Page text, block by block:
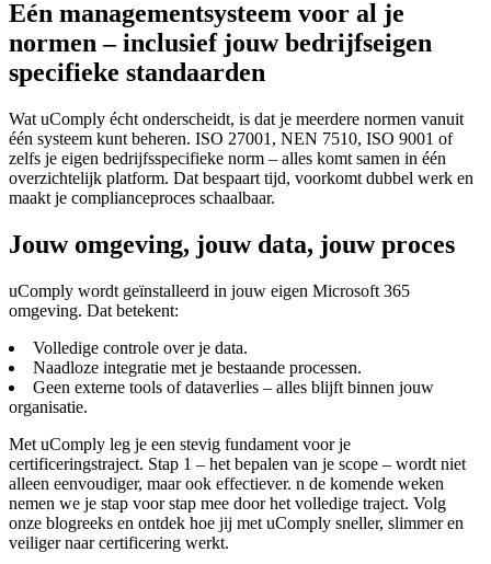
Eén managementsysteem voor al je
normen – inclusief jouw bedrijfseigen
specifieke standaarden
Wat uComply écht onderscheidt, is dat je meerdere normen vanuit
één systeem kunt beheren. ISO 27001, NEN 7510, ISO 9001 of
zelfs je eigen bedrijfsspecifieke norm – alles komt samen in één
overzichtelijk platform. Dat bespaart tijd, voorkomt dubbel werk en
maakt je complianceproces schaalbaar.
Jouw omgeving, jouw data, jouw proces
uComply wordt geïnstalleerd in jouw eigen Microsoft 365
omgeving. Dat betekent:
Volledige controle over je data.
Naadloze integratie met je bestaande processen.
Geen externe tools of dataverlies – alles blijft binnen jouw
organisatie.
Met uComply leg je een stevig fundament voor je
certificeringstraject. Stap 1 – het bepalen van je scope – wordt niet
alleen eenvoudiger, maar ook effectiever. n de komende weken
nemen we je stap voor stap mee door het volledige traject. Volg
onze blogreeks en ontdek hoe jij met uComply sneller, slimmer en
veiliger naar certificering werkt.